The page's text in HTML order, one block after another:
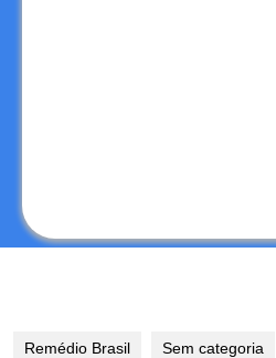
Remédio Brasil Sem categoria